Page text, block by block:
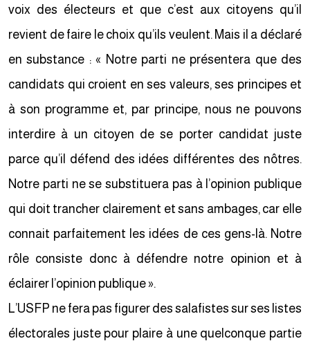
voix des électeurs et que c’est aux citoyens qu’il
revient de faire le choix qu’ils veulent. Mais il a déclaré
en substance : « Notre parti ne présentera que des
candidats qui croient en ses valeurs, ses principes et
à son programme et, par principe, nous ne pouvons
interdire à un citoyen de se porter candidat juste
parce qu’il défend des idées différentes des nôtres.
Notre parti ne se substituera pas à l’opinion publique
qui doit trancher clairement et sans ambages, car elle
connait parfaitement les idées de ces gens-là. Notre
rôle consiste donc à défendre notre opinion et à
éclairer l’opinion publique ».
L’USFP ne fera pas figurer des salafistes sur ses listes
électorales juste pour plaire à une quelconque partie